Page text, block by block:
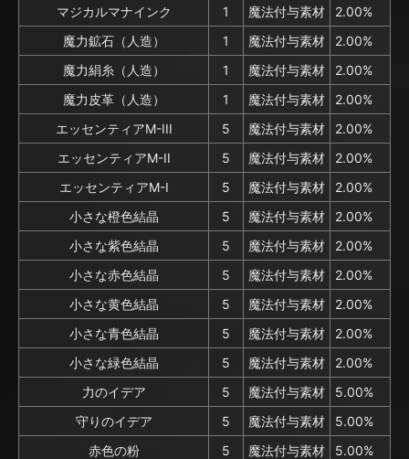
マジカルマナインク
1 魔法付与素材
2.00%
魔力鉱石（人造）
1 魔法付与素材
2.00%
魔力絹糸（人造）
1 魔法付与素材
2.00%
魔力皮革（人造）
1 魔法付与素材
2.00%
エッセンティアM-III
5 魔法付与素材
2.00%
エッセンティアM-II
5 魔法付与素材
2.00%
エッセンティアM-I
5 魔法付与素材
2.00%
小さな橙色結晶
5 魔法付与素材
2.00%
小さな紫色結晶
5 魔法付与素材
2.00%
小さな赤色結晶
5 魔法付与素材
2.00%
小さな黄色結晶
5 魔法付与素材
2.00%
小さな青色結晶
5 魔法付与素材
2.00%
小さな緑色結晶
5 魔法付与素材
2.00%
力のイデア
5 魔法付与素材
5.00%
守りのイデア
5 魔法付与素材
5.00%
赤色の粉
5 魔法付与素材
5.00%